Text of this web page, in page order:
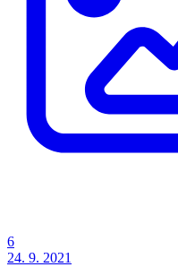
6
24. 9. 2021